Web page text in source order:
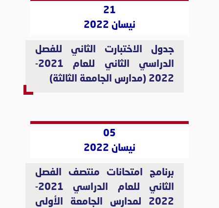
21
نيسان 2022
جدول الاختبارت الثاني للفصل
الدراسي الثاني للعام 2021-
2022 (مدارس الجامعة الثالثة)
05
نيسان 2022
برنامج امتحانات منتصف الفصل
الثاني للعام الدراسي 2021-
2022 لمدارس الجامعة الأولى